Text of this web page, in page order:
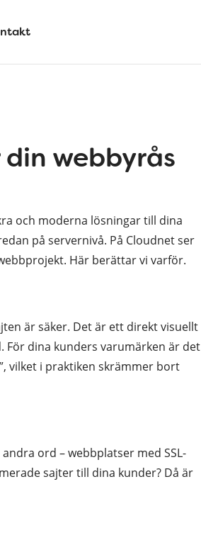
webbyrås
och moderna lösningar till dina
på servernivå. På Cloudnet ser
Här berättar vi varför.
är säker. Det är ett direkt visuellt
För dina kunders varumärken är det
vilket i praktiken skrämmer bort
ord – webbplatser med SSL-
sajter till dina kunder? Då är